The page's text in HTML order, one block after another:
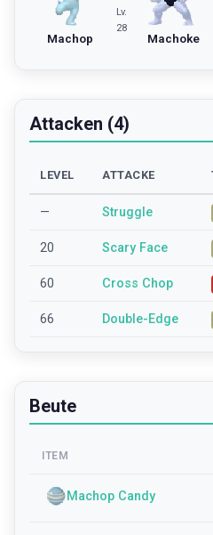
Machop
Lv.
28
Machoke
Attacken (4)
LEVEL ATTACKE
— Struggle
20 Scary Face
60 Cross Chop
66 Double-Edge
Beute
ITEM
Machop Candy